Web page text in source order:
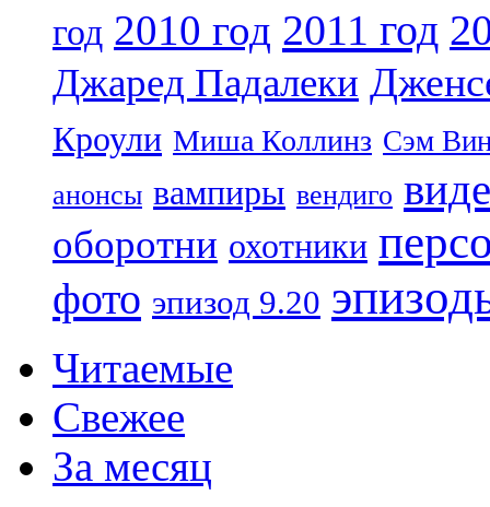
год 2010 год 2011 год
Джаред Падалеки
Кроули Миша Коллинз Сэм
анонсы вампиры вендиго
оборотни охотники
фото эпизод 9.20
Читаемые
Свежее
За месяц